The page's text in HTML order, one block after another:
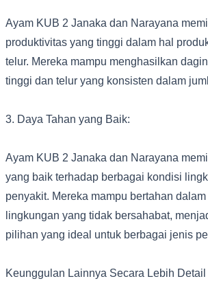
Ayam KUB 2 Janaka dan Narayana
produktivitas yang tinggi dalam hal
telur. Mereka mampu menghasilkan
tinggi dan telur yang konsisten dalam
3. Daya Tahan yang Baik:
Ayam KUB 2 Janaka dan Narayana
yang baik terhadap berbagai kondisi
penyakit. Mereka mampu bertahan
lingkungan yang tidak bersahabat,
pilihan yang ideal untuk berbagai jenis
Keunggulan Lainnya Secara Lebih Detail